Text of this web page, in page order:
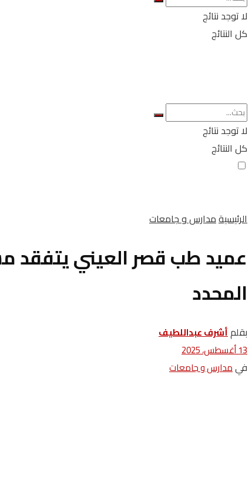
لا توجد نتائج
كل النتائج
لا توجد نتائج
كل النتائج
الرئيسيةمدارس و جامعات
عميد طب قصر العيني يتفقد
المحدد
بقلمأشرف عبداللطيف
13 أغسطس، 2025
فيمدارس و جامعات